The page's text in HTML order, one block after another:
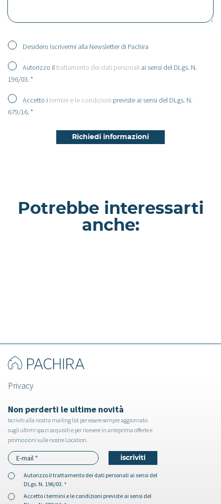
Desidero iscrivermi alla Newsletter di Pachira
Autorizzo iltrattamento dei dati personali ai sensi del DLgs. N.
196/03. *
Accetto itermini e le condizioni previste ai sensi del DLgs. N.
679/16. *
Potrebbe interessarti
anche:
Privacy
Non perderti le ultime novità
Iscriviti alla nostra mailing list per essere sempre aggiornato
sugli ultimi spazi acquisiti e per ricevere in anteprima offerte e
promozioni sulle nostre Location.
Autorizzo iltrattamento dei dati personali ai sensi del
DLgs. N. 196/03. *
Accetto i termini e le condizioni previste ai sensi del